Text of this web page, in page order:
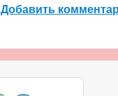
Добавить